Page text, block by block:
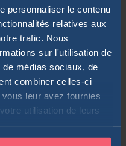
personnaliser le contenu
relatives aux
trafic. Nous
sur l'utilisation de
médias sociaux, de
combiner celles-ci
leur avez fournies
utilisation de leurs
vs bourse : quelle
en investissant dans la
et ses montagnes russes.
chaque mois et de